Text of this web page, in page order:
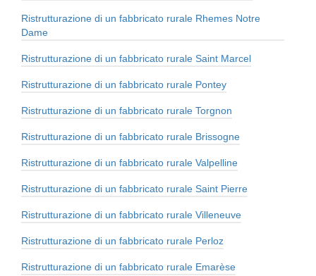
Ristrutturazione di un fabbricato rurale Rhemes Notre
Dame
Ristrutturazione di un fabbricato rurale Saint Marcel
Ristrutturazione di un fabbricato rurale Pontey
Ristrutturazione di un fabbricato rurale Torgnon
Ristrutturazione di un fabbricato rurale Brissogne
Ristrutturazione di un fabbricato rurale Valpelline
Ristrutturazione di un fabbricato rurale Saint Pierre
Ristrutturazione di un fabbricato rurale Villeneuve
Ristrutturazione di un fabbricato rurale Perloz
Ristrutturazione di un fabbricato rurale Emarèse